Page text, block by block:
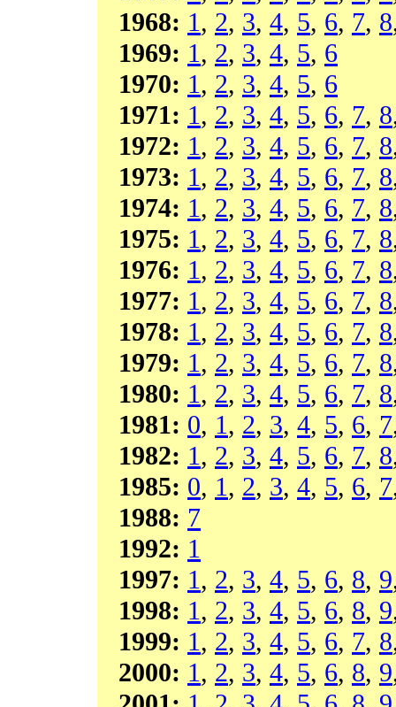
1968: 1, 2, 3, 4, 5, 6, 7, 8
1969: 1, 2, 3, 4, 5, 6
1970: 1, 2, 3, 4, 5, 6
1971: 1, 2, 3, 4, 5, 6, 7, 8
1972: 1, 2, 3, 4, 5, 6, 7, 8
1973: 1, 2, 3, 4, 5, 6, 7, 8
1974: 1, 2, 3, 4, 5, 6, 7, 8
1975: 1, 2, 3, 4, 5, 6, 7, 8
1976: 1, 2, 3, 4, 5, 6, 7, 8
1977: 1, 2, 3, 4, 5, 6, 7, 8
1978: 1, 2, 3, 4, 5, 6, 7, 8
1979: 1, 2, 3, 4, 5, 6, 7, 8
1980: 1, 2, 3, 4, 5, 6, 7, 8
1981: 0, 1, 2, 3, 4, 5, 6, 7
1982: 1, 2, 3, 4, 5, 6, 7, 8
1985: 0, 1, 2, 3, 4, 5, 6, 7
1988: 7
1992: 1
1997: 1, 2, 3, 4, 5, 6, 8, 9
1998: 1, 2, 3, 4, 5, 6, 8, 9
1999: 1, 2, 3, 4, 5, 6, 7, 8
2000: 1, 2, 3, 4, 5, 6, 8, 9